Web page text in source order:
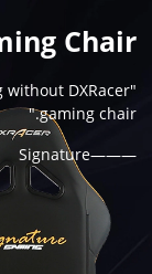
Chair
without DXRacer
gaming chair."
———Signature